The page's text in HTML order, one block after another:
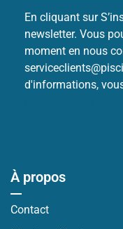
En cliquant sur
newsletter. Vous
moment en nous
d'informations,
À propos
Contact